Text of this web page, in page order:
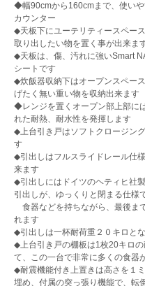
◆幅90cmから160cmまで、使い
カウンター
◆天板下にユーテリティースペー
取り出したい物を置く事が出来ま
◆天板は、傷、汚れに強いSmart
シートです
◆炊飯器収納下はオープンスペー
げたく無い重い物を収納出来ます
◆レンジを置くオープン部上部に
れた耐熱、耐水性を発揮します
◆上台引き戸はソフトクロージン
す
◆引出しはフルスライドレール仕
来ます
◆引出しにはドイツのヘティヒ社
引出しが、ゆっくりと閉まる仕様
食器などを持ちながら、最後ま
れます
◆引出しは一杯耐荷重２０キロと
◆上台引き戸の棚板は1枚20キロ
て、この一台で非常に多くの食器
◆耐震機能付き上置きは高さを１
埋め、付属の突っ張り機能で、転